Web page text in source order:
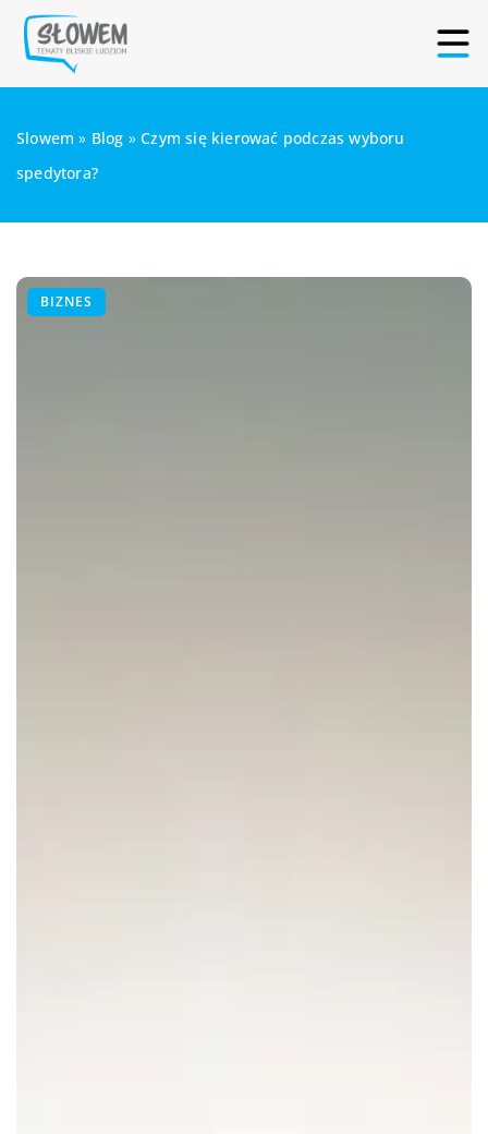
Slowem » Blog »Czym się kierować podczas wyboru
spedytora?
BIZNES